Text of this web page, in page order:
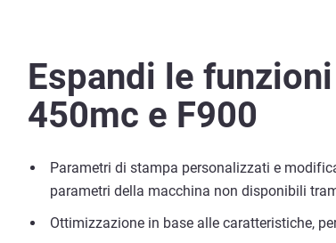
Espandi le
450mc e F900
Parametri di stampa personalizzati e
parametri della macchina non disponibili
Ottimizzazione in base alle caratteristiche,